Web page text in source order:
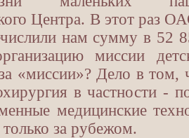
Центра. В этот раз
нам сумму в 52
миссии
«миссии»? Дело в том,
в частности -
медицинские
за рубежом.